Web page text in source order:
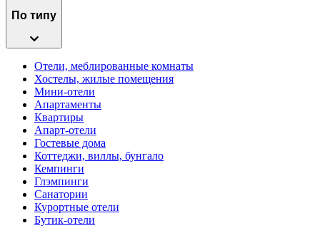
По типу
Отели, меблированные комнаты
Хостелы, жилые помещения
Мини-отели
Апартаменты
Квартиры
Апарт-отели
Гостевые дома
Коттеджи, виллы, бунгало
Кемпинги
Глэмпинги
Санатории
Курортные отели
Бутик-отели